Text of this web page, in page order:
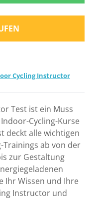
Cycling Instructor
Test ist ein Muss
Cycling-Kurse
deckt alle wichtigen
Trainings ab von der
zur Gestaltung
Ihr Wissen und Ihre
Instructor und